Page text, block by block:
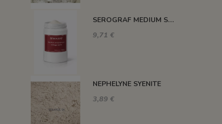
SEROGRAF MEDIUM SERIGRAPHIQUE SECHAGE RAPIDE
9,71 €
NEPHELYNE SYENITE
3,89 €